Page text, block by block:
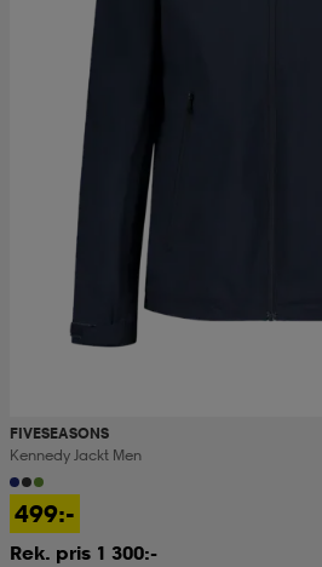
FIVESEASONS
Kennedy Jackt Men
499:-
Rek. pris 1 300:-